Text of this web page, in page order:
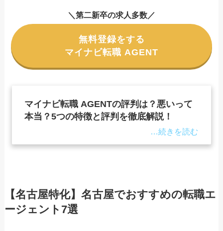
＼第二新卒の求人多数／
無料登録をする
マイナビ転職 AGENT
マイナビ転職 AGENTの評判は？悪いって
本当？5つの特徴と評判を徹底解説！
【名古屋特化】名古屋でおすすめの転職エ
ージェント7選